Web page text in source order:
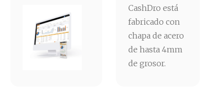
CashDro está
fabricado con
chapa de acero
de hasta 4mm
de grosor.